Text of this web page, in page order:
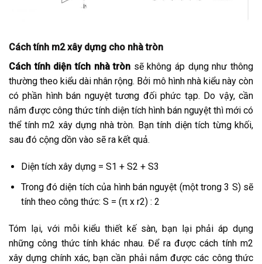
Cách tính m2 xây dựng cho nhà tròn
Cách tính diện tích nhà tròn sẽ không áp dụng như thông
thường theo kiểu dài nhân rộng. Bởi mô hình nhà kiểu này còn
có phần hình bán nguyệt tương đối phức tạp. Do vậy, cần
nắm được công thức tính diện tích hình bán nguyệt thì mới có
thể tính m2 xây dựng nhà tròn. Bạn tính diện tích từng khối,
sau đó cộng dồn vào sẽ ra kết quả.
Diện tích xây dựng = S1 + S2 + S3
Trong đó diện tích của hình bán nguyệt (một trong 3 S) sẽ
tính theo công thức: S = (π x r2) : 2
Tóm lại, với mỗi kiểu thiết kế sàn, bạn lại phải áp dụng
những công thức tính khác nhau. Để ra được cách tính m2
xây dựng chính xác, bạn cần phải nắm được các công thức